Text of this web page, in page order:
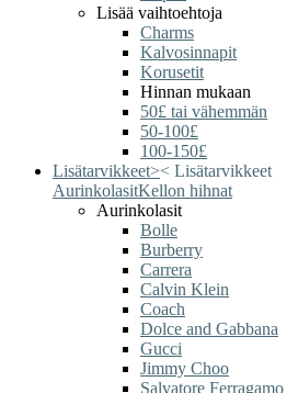
Lisää vaihtoehtoja
Charms
Kalvosinnapit
Korusetit
Hinnan mukaan
50£ tai vähemmän
50-100£
100-150£
Lisätarvikkeet>< Lisätarvikkeet
AurinkolasitKellon hihnat
Aurinkolasit
Bolle
Burberry
Carrera
Calvin Klein
Coach
Dolce and Gabbana
Gucci
Jimmy Choo
Salvatore Ferragamo